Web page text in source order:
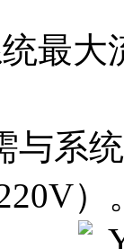
最
与系
）